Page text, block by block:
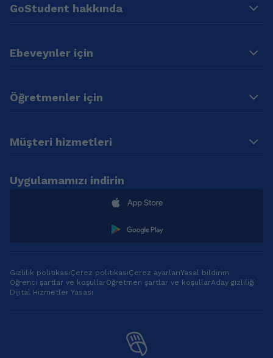
GoStudent hakkında
Ebeveynler için
Öğretmenler için
Müşteri hizmetleri
Uygulamamızı indirin
Gizlilik politikasıÇerez politikasıÇerez ayarlarıYasal bildirim
Öğrenci şartlar ve koşullarÖğretmen şartlar ve koşullarAday gizliliği
Dijital Hizmetler Yasası